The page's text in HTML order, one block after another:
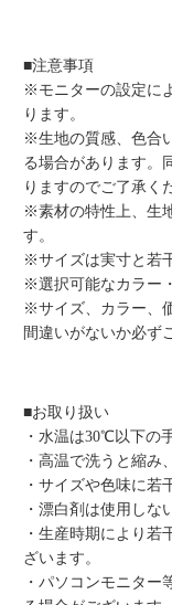
■注意事項
※モニターの設定に
ります。
※生地の質感、色合
る場合があります。
りますのでご了承く
※素材の特性上、生
す。
※サイズは実寸と若
※選択可能なカラー
※サイズ、カラー、
間違いがないか必ず
■お取り扱い
・水温は30℃以下の
・高温で洗うと縮み
・サイズや色味に若
・漂白剤は使用しな
・生産時期により
ざいます。
・パソコンモニター